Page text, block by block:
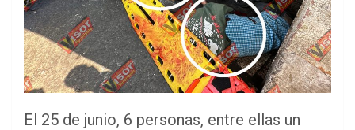
El 25 de junio, 6 personas, entre ellas un